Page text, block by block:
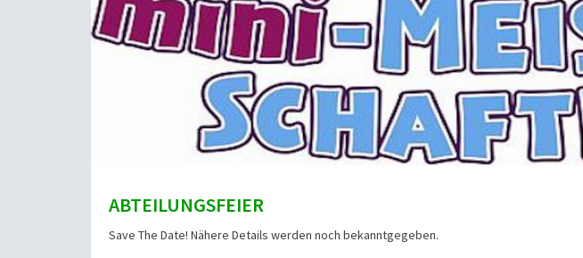
ABTEILUNGSFEIER
Save The Date! Nähere Details werden noch bekanntgegeben.